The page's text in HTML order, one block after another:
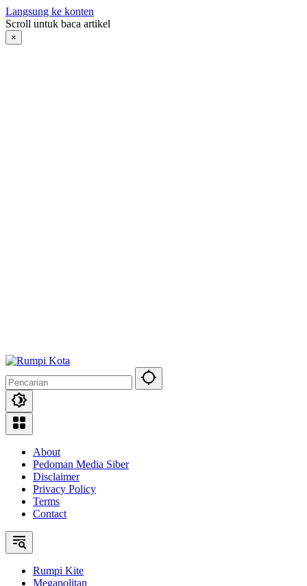
Langsung ke konten
Scroll untuk baca artikel
×
About
Pedoman Media Siber
Disclaimer
Privacy Policy
Terms
Contact
Rumpi Kite
Megapolitan